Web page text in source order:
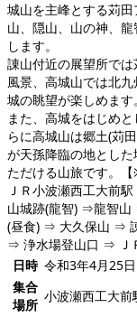
城山を主峰とする苅
山、隠山、山の神、
します。
諌山付近の展望所で
風景、高城山では北
城の眺望が楽しめます。
また、高城をはじめ
らに高城山は郷土(苅
が天孫降臨の地とし
ただける山旅です。【
ＪＲ小波瀬西工大前
山城跡(龍智) ⇒龍智
(昼食) ⇒ 大久保山 ⇒
⇒ 浄水場登山口 ⇒ Ｊ
日時 令和3年4月25
集合
場所
小波瀬西工大前